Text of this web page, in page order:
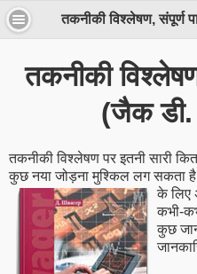
तकनीकी विश्लेषण, संपूर्ण
तकनीकी
(जैक डी.
तकनीकी विश्लेषण पर इतनी सारी
कुछ नया जोड़ना मुश्किल लग सकता
के लिए
कभी-
कुछ